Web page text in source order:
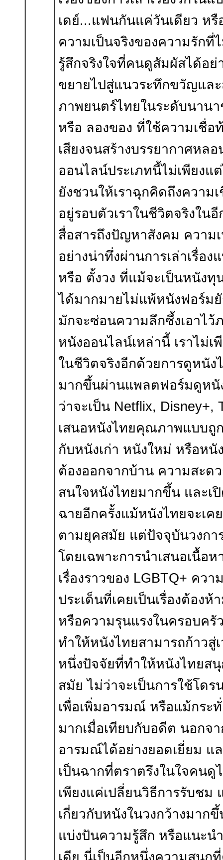
เดย์...แฟนกันแค่วันเดียว ห
ความเป็นจริงของความรัก
รู้สึกจริงใจที่คนดูสัมผัสได้อ
ขยายไปสู่แนวระทึกขวัญแล
ภาพยนตร์ไทยในระดับนาน
หรือ ลองของ ที่ใช้ความเชื่
เสียงจนสร้างบรรยากาศหล
ออนไลน์ประเภทนี้ไม่เพียง
ยังชวนให้เราฉุกคิดถึงควา
อยู่รอบตัวเราในชีวิตจริงใน
สื่อสารถึงปัญหาสังคม ความ
อย่างน่าทึ่งผ่านการเล่าเรื่อ
หรือ ตั้งวง ที่แม้จะเป็นหนังทุ
ได้มากมายไม่แพ้หนังฟอร์ม
มักจะซ่อนความลึกซึ้งเอาไว้
หนังออนไลน์เหล่านี้ เราไม่
ในชีวิตจริงอีกด้วยการดูหนัง
มากขึ้นผ่านแพลตฟอร์มดูหนั
ว่าจะเป็น Netflix, Disney+,
เสนอหนังไทยคุณภาพแบบถู
กับหนังเก่า หนังใหม่ หรือห
ต้องออกจากบ้าน ความสะด
สนใจหนังไทยมากขึ้น และเ
ฉายอีกครั้งแม้หนังไทยจะเ
ตามยุคสมัย แต่ปัจจุบันวงกา
โดยเฉพาะการนำเสนอเนื้อ
เรื่องราวของ LGBTQ+ คว
ประเด็นที่เคยเป็นเรื่องต้อง
หรือความรุนแรงในครอบครั
ทำให้หนังไทยสามารถก้าว
หนึ่งปัจจัยที่ทำให้หนังไทยส
สมัย ไม่ว่าจะเป็นการใช้โด
เพื่อเพิ่มอารมณ์ หรือแม้กระ
มากเมื่อเทียบกับอดีต นอกจ
อารมณ์ได้อย่างยอดเยี่ยม แ
เป็นฉากที่ตราตรึงในใจคน
เพียงแค่เปลี่ยนวิธีการรับชม
เกี่ยวกับหนังในวงกว้างมา
แบ่งปันความรู้สึก หรือแนะน